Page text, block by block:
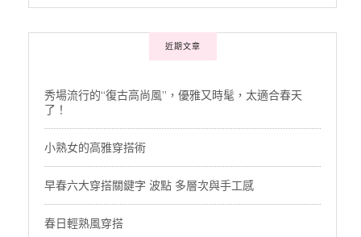
近期文章
秀場流行的“復古高尚風”，優雅又時髦，太適合春天
了！
小熟女的高雅穿搭術
早春六大穿搭關鍵字 波點 多層次與手工感
春日輕熟風穿搭